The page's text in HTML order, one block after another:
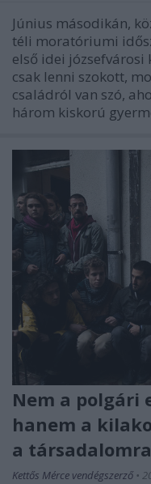
Június másodikán,
téli moratóriumi
első idei
csak lenni szokott,
családról van szó,
három kiskorú
Nem a polgári
hanem a
a társadalomra
Kettős Mérce vendégszerző •